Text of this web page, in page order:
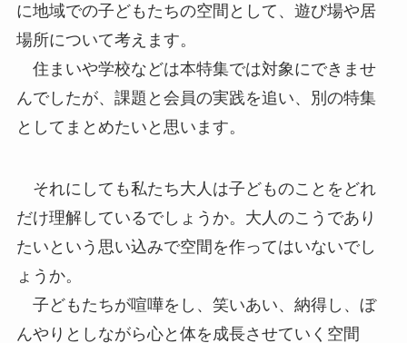
に地域での子どもたちの空間として、遊び場や居
場所について考えます。
住まいや学校などは本特集では対象にできませ
んでしたが、課題と会員の実践を追い、別の特集
としてまとめたいと思います。
それにしても私たち大人は子どものことをどれ
だけ理解しているでしょうか。大人のこうであり
たいという思い込みで空間を作ってはいないでし
ょうか。
子どもたちが喧嘩をし、笑いあい、納得し、ぼ
んやりとしながら心と体を成長させていく空間